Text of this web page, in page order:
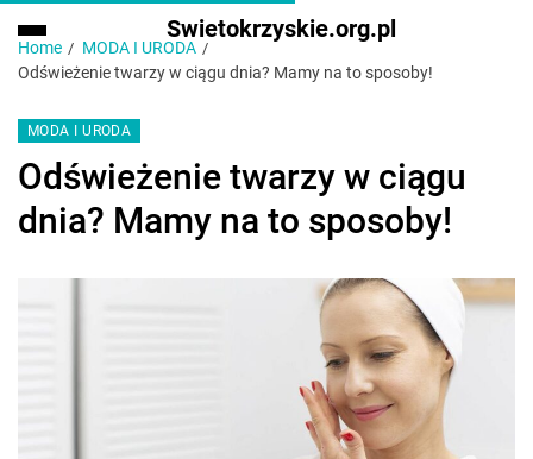
Swietokrzyskie.org.pl
Home
MODA I URODA
Odświeżenie twarzy w ciągu dnia? Mamy na to sposoby!
MODA I URODA
Odświeżenie twarzy w ciągu
dnia? Mamy na to sposoby!